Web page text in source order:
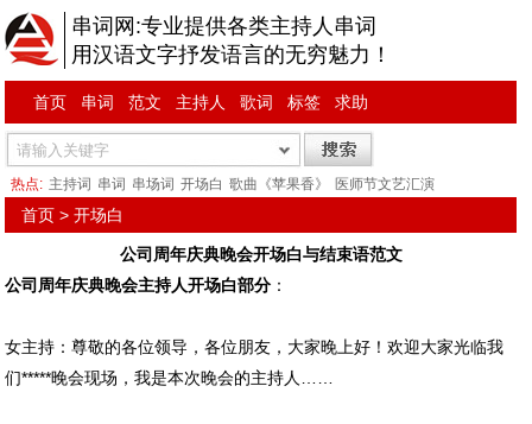
串词网:专业提供各类主持人串词
用汉语文字抒发语言的无穷魅力！
首页 串词 范文 主持人 歌词 标签 求助
热点: 主持词 串词 串场词 开场白 歌曲《苹果香》 医师节文艺汇演
首页 >开场白
公司周年庆典晚会开场白与结束语范文
公司周年庆典晚会主持人开场白部分 ：
女主持：尊敬的各位领导，各位朋友，大家晚上好！欢迎大家光临我
们*****晚会现场，我是本次晚会的主持人……